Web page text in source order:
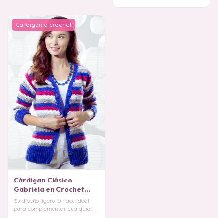
Cardigan a crochet
Cárdigan Clásico
Gabriela en Crochet
PATRON GRATIS
Su diseño ligero lo hace ideal
para complementar cualquier